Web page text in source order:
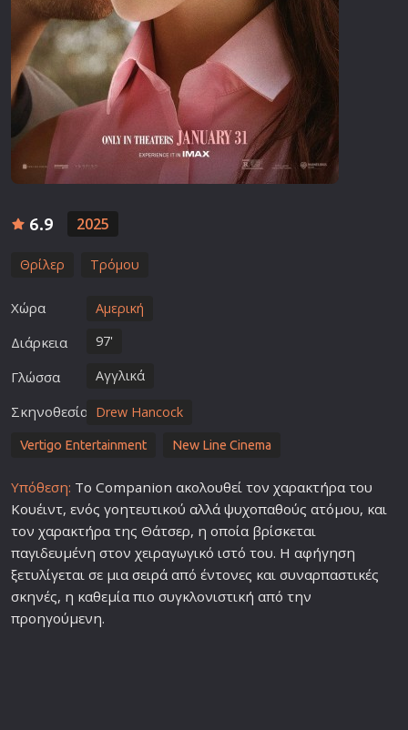
6.9 2025
Θρίλερ Τρόμου
Χώρα Αμερική
Διάρκεια 97'
Γλώσσα Αγγλικά
Σκηνοθεσία Drew Hancock
Vertigo Entertainment New Line Cinema
Υπόθεση: Το Companion ακολουθεί τον χαρακτήρα του
Κουέιντ, ενός γοητευτικού αλλά ψυχοπαθούς ατόμου, και
τον χαρακτήρα της Θάτσερ, η οποία βρίσκεται
παγιδευμένη στον χειραγωγικό ιστό του. Η αφήγηση
ξετυλίγεται σε μιασειράαπό έντονες και συναρπαστικές
σκηνές, η καθεμία πιο συγκλονιστική από την
προηγούμενη.